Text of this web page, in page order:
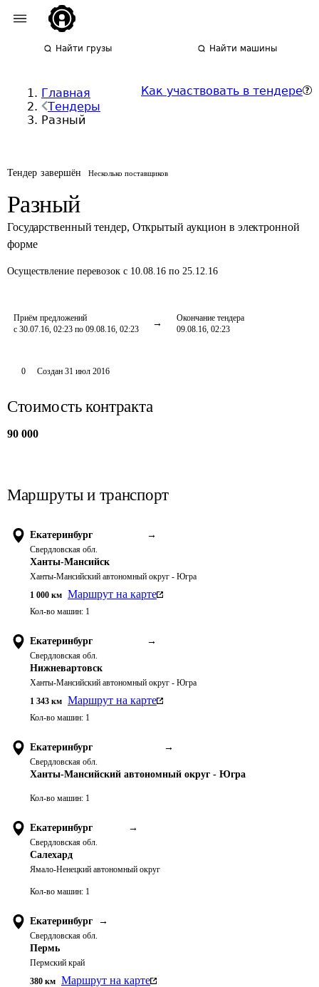
Найти грузы Найти машины
Главная
Тендеры
Разный
Как участвовать в тендере
Тендер завершён Несколько поставщиков
Разный
Государственный тендер, Открытый аукцион в электронной
форме
Осуществление перевозок с 10.08.16 по 25.12.16
Приём предложений
с 30.07.16, 02:23 по 09.08.16, 02:23
Окончание тендера
09.08.16, 02:23
0 Создан 31 июл 2016
Стоимость контракта
90 000
Маршруты и транспорт
Екатеринбург →
Свердловская обл.
Ханты-Мансийск
Ханты-Мансийский автономный округ - Югра
1 000 км Маршрут на карте
Кол-во машин: 1
Екатеринбург →
Свердловская обл.
Нижневартовск
Ханты-Мансийский автономный округ - Югра
1 343 км Маршрут на карте
Кол-во машин: 1
Екатеринбург →
Свердловская обл.
Ханты-Мансийский автономный округ - Югра
Кол-во машин: 1
Екатеринбург →
Свердловская обл.
Салехард
Ямало-Ненецкий автономный округ
Кол-во машин: 1
Екатеринбург →
Свердловская обл.
Пермь
Пермский край
380 км Маршрут на карте